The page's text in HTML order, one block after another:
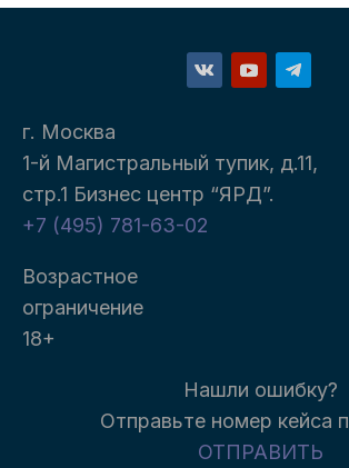
г. Москва
1-й Магистральный тупик, д.11,
стр.1 Бизнес центр “ЯРД”.
+7 (495) 781-63-02
Возрастное
ограничение
18+
Нашли ошибку?
Отправьте номер кейса п
ОТПРАВИТЬ